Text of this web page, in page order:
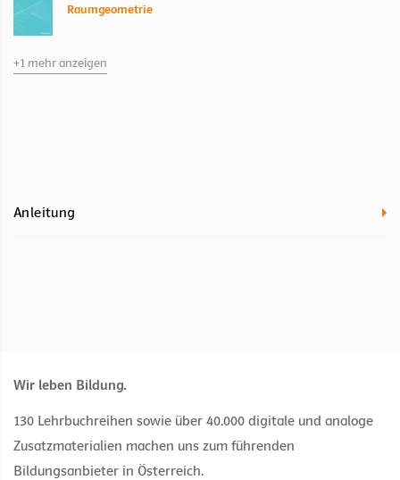
Raumgeometrie
Raumgeometrie
+1 mehr anzeigen
Anleitung
Wir leben Bildung.
130 Lehrbuchreihen sowie über 40.000 digitale und analoge
Zusatzmaterialien machen uns zum führenden
Bildungsanbieter in Österreich.